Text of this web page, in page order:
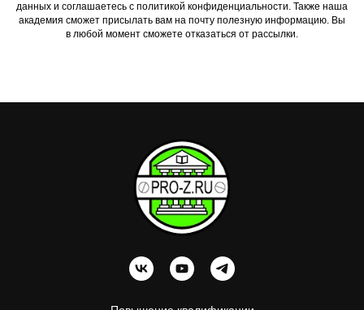
данных и соглашаетесь c политикой конфиденциальности. Также наша
академия сможет присылать вам на почту полезную информацию. Вы
в любой момент сможете отказаться от рассылки.